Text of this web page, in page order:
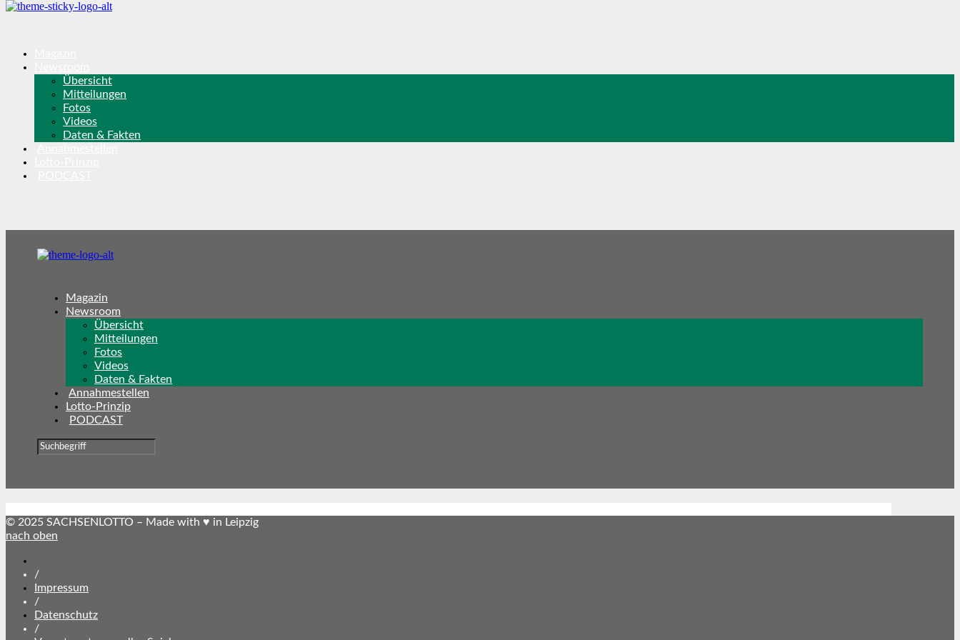
Übersicht
Mitteilungen
Fotos
Videos
Daten & Fakten
Magazin
Newsroom
Übersicht
Mitteilungen
Fotos
Videos
Daten & Fakten
Annahmestellen
Lotto-Prinzip
PODCAST
© 2025 SACHSENLOTTO – Made with ♥ in Leipzig
nach oben
abonnieren
/
Impressum
/
Datenschutz
/